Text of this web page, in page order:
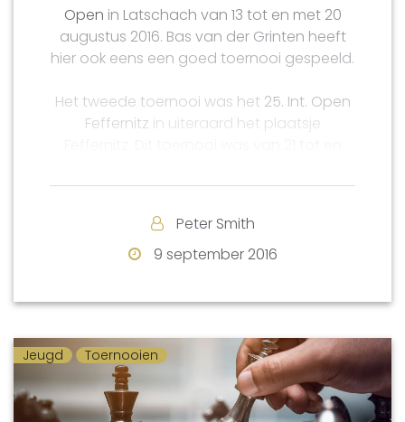
Open in Latschach van 13 tot en met 20
augustus 2016. Bas van der Grinten heeft
hier ook eens een goed toernooi gespeeld.
Het tweede toernooi was het 25. Int. Open
Feffernitz in uiteraard het plaatsje
zijn hoge niveau gespeeld en eindigde hij
dan ook hoog met respectievelijk een
toernooien om de eindstanden te zien.
Peter Smith
9 september 2016
Jeugd Toernooien